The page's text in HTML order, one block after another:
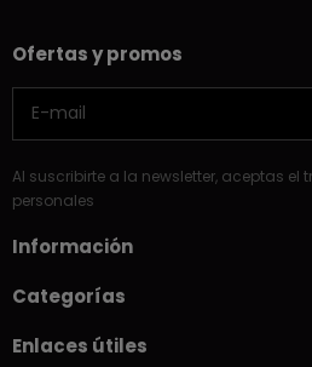
Ofertas y promos
Al suscribirte a la newsletter, aceptas
personales
Información
Categorías
Enlaces útiles